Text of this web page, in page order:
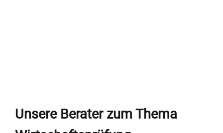
Unsere Berater zum Thema